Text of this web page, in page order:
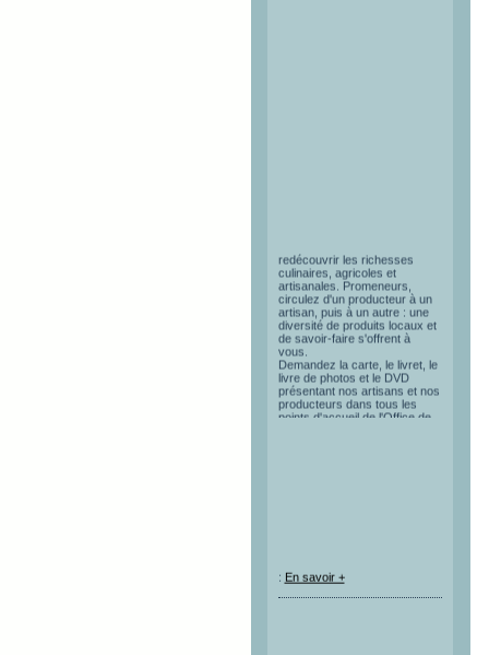
culinaires, agricoles et
artisanales. Promeneurs,
circulez d'un producteur à un
artisan, puis à un autre : une
diversité de produits locaux et
de savoir-faire s'offrent à
vous.
Demandez la carte, le livret, le
livre de photos et le DVD
présentant nos artisans et nos
producteurs dans tous les
points d'accueil de l'Office de
Tourisme du Queyras.